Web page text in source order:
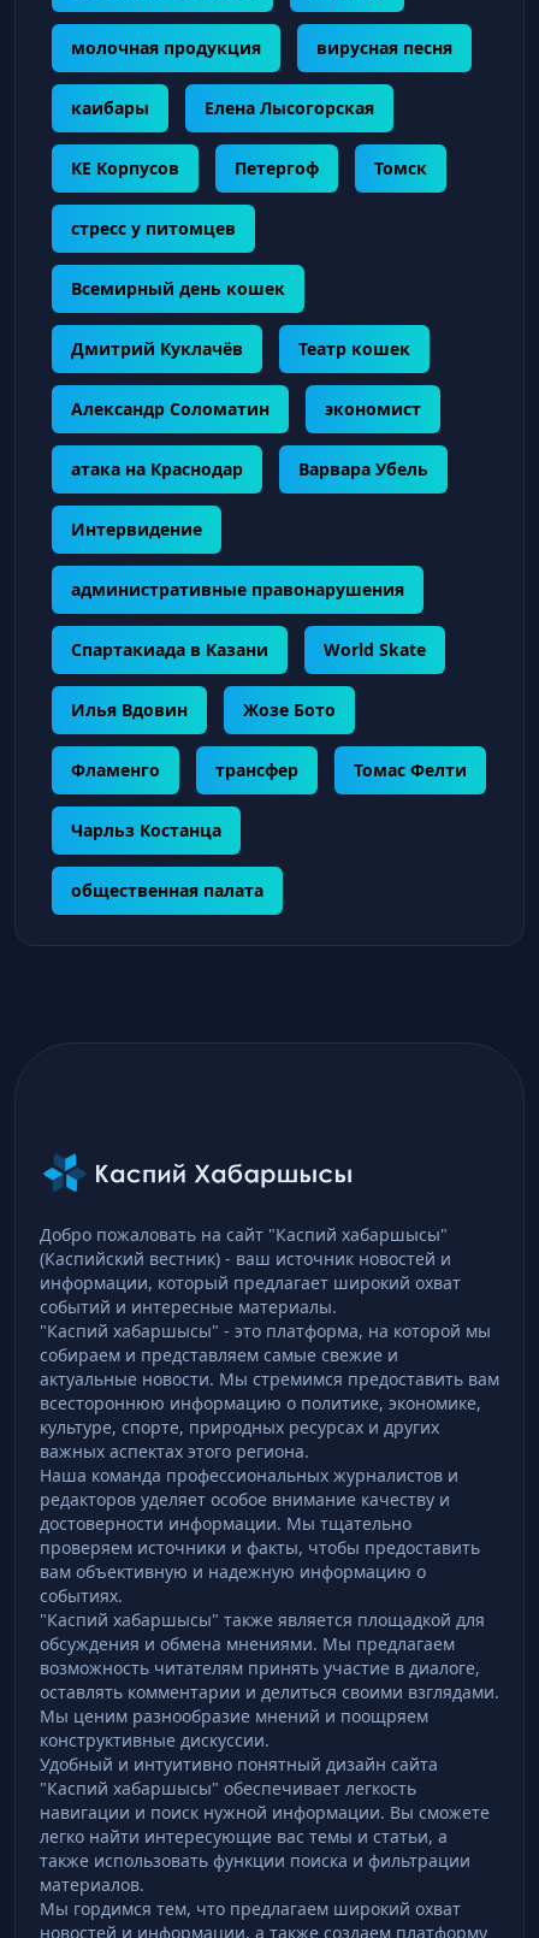
молочная продукция вирусная песня
каибары Елена Лысогорская
КЕ Корпусов Петергоф Томск
стресс у питомцев
Всемирный день кошек
Дмитрий Куклачёв Театр кошек
Александр Соломатин экономист
атака на Краснодар Варвара Убель
Интервидение
административные правонарушения
Спартакиада в Казани World Skate
Илья Вдовин Жозе Бото
Фламенго трансфер Томас Фелти
Чарльз Костанца
общественная палата
Добро пожаловать на сайт "Каспий хабаршысы"
(Каспийский вестник) - ваш источник новостей и
информации, который предлагает широкий охват
событий и интересные материалы.
"Каспий хабаршысы" - это платформа, на которой мы
собираем и представляем самые свежие и
актуальные новости. Мы стремимся предоставить вам
всестороннюю информацию о политике, экономике,
культуре, спорте, природных ресурсах и других
важных аспектах этого региона.
Наша команда профессиональных журналистов и
редакторов уделяет особое внимание качеству и
достоверности информации. Мы тщательно
проверяем источники и факты, чтобы предоставить
вам объективную и надежную информацию о
событиях.
"Каспий хабаршысы" также является площадкой для
обсуждения и обмена мнениями. Мы предлагаем
возможность читателям принять участие в диалоге,
оставлять комментарии и делиться своими взглядами.
Мы ценим разнообразие мнений и поощряем
конструктивные дискуссии.
Удобный и интуитивно понятный дизайн сайта
"Каспий хабаршысы" обеспечивает легкость
навигации и поиск нужной информации. Вы сможете
легко найти интересующие вас темы и статьи, а
также использовать функции поиска и фильтрации
материалов.
Мы гордимся тем, что предлагаем широкий охват
новостей и информации, а также создаем платформу